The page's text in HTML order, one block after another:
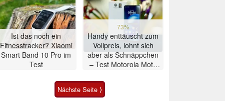
Ist das noch ein
Fitnesstracker? Xiaomi
Smart Band 10 Pro im
Test
73%
Handy enttäuscht zum
Vollpreis, lohnt sich
aber als Schnäppchen
– Test Motorola Moto
Nächste Seite ⟩